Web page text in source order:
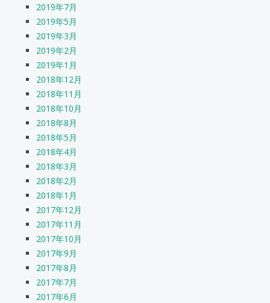
2019年7月
2019年5月
2019年3月
2019年2月
2019年1月
2018年12月
2018年11月
2018年10月
2018年8月
2018年5月
2018年4月
2018年3月
2018年2月
2018年1月
2017年12月
2017年11月
2017年10月
2017年9月
2017年8月
2017年7月
2017年6月